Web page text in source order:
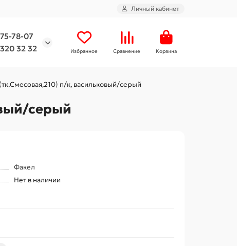
Личный кабинет
78-07
32 32
Избранное Сравнение Корзина
п/к, васильковый/серый
серый
Факел
Нет в наличии